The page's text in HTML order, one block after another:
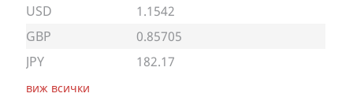
USD
1.1542
GBP
0.85705
JPY
182.17
виж всички